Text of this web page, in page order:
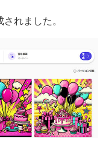
れました。